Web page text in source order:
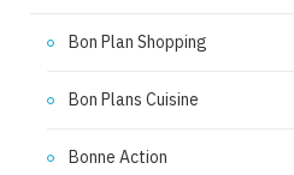
Bon Plan Shopping
Bon Plans Cuisine
Bonne Action